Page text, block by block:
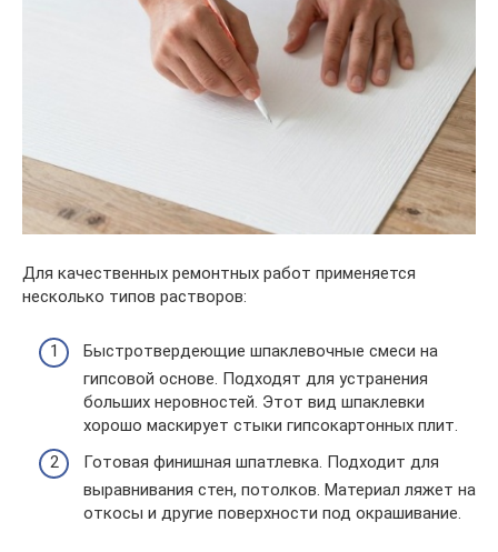
Для качественных ремонтных работ применяется
несколько типов растворов:
Быстротвердеющие шпаклевочные смеси на
гипсовой основе. Подходят для устранения
больших неровностей. Этот вид шпаклевки
хорошо маскирует стыки гипсокартонных плит.
Готовая финишная шпатлевка. Подходит для
выравнивания стен, потолков. Материал ляжет на
откосы и другие поверхности под окрашивание.